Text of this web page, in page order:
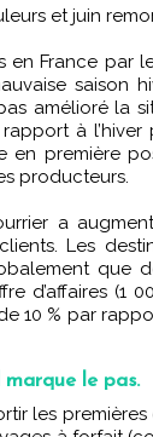
et juin
en France par
saison
amélioré la
à
en première
producteurs.
a
Les
que
d’affaires (1
10 % par
le pas.